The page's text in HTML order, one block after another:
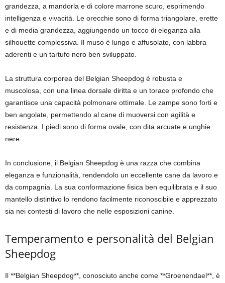
grandezza, a mandorla e di colore marrone scuro, esprimendo
intelligenza e vivacità. Le orecchie sono di forma triangolare, erette
e di media grandezza, aggiungendo un tocco di eleganza alla
silhouette complessiva. Il muso è lungo e affusolato, con labbra
aderenti e un tartufo nero ben sviluppato.
La struttura corporea del Belgian Sheepdog è robusta e
muscolosa, con una linea dorsale diritta e un torace profondo che
garantisce una capacità polmonare ottimale. Le zampe sono forti e
ben angolate, permettendo al cane di muoversi con agilità e
resistenza. I piedi sono di forma ovale, con dita arcuate e unghie
nere.
In conclusione, il Belgian Sheepdog è una razza che combina
eleganza e funzionalità, rendendolo un eccellente cane da lavoro e
da compagnia. La sua conformazione fisica ben equilibrata e il suo
mantello distintivo lo rendono facilmente riconoscibile e apprezzato
sia nei contesti di lavoro che nelle esposizioni canine.
Temperamento e personalità del Belgian
Sheepdog
Il **Belgian Sheepdog**, conosciuto anche come **Groenendael**, è